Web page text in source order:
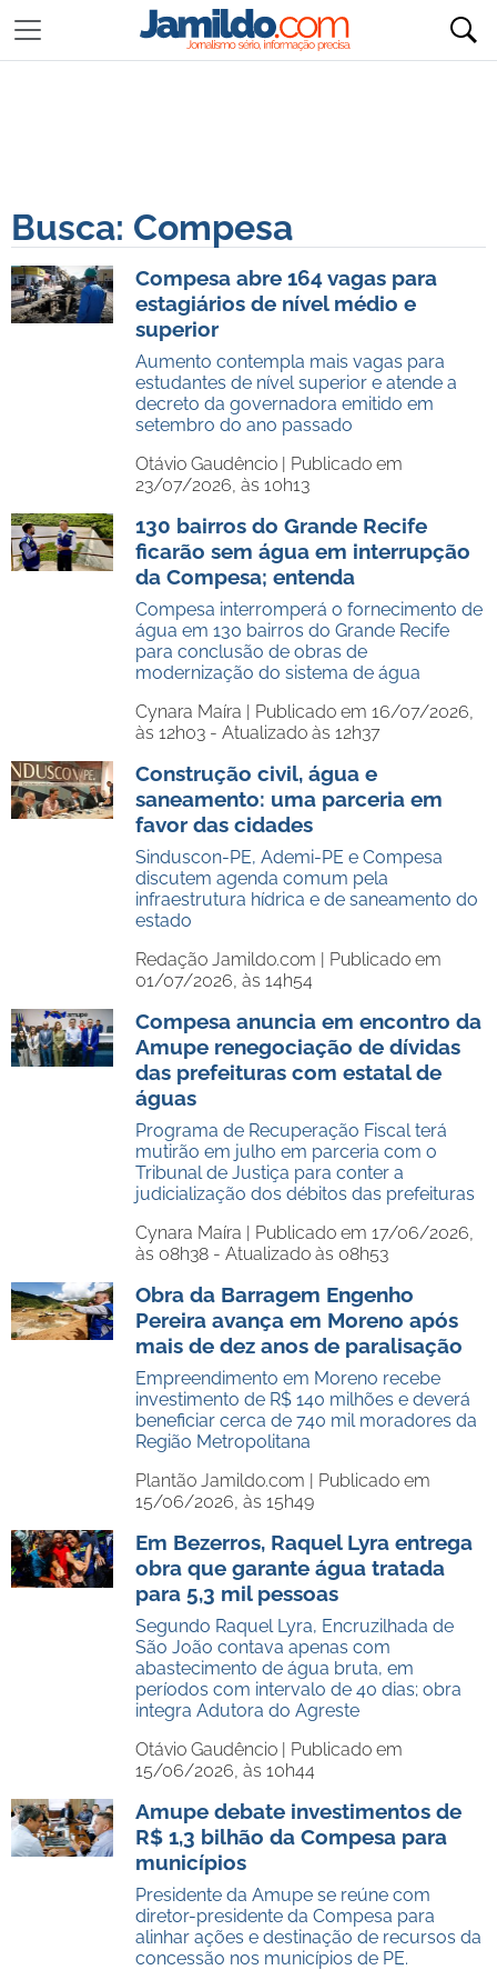
Busca: Compesa
Compesa abre 164 vagas para
estagiários de nível médio e
superior
Aumento contempla mais vagas para
estudantes de nível superior e atende a
decreto da governadora emitido em
setembro do ano passado
Otávio Gaudêncio | Publicado em
23/07/2026, às 10h13
130 bairros do Grande Recife
ficarão sem água em interrupção
da Compesa; entenda
Compesa interromperá o fornecimento de
água em 130 bairros do Grande Recife
para conclusão de obras de
modernização do sistema de água
Cynara Maíra | Publicado em 16/07/2026,
às 12h03 - Atualizado às 12h37
Construção civil, água e
saneamento: uma parceria em
favor das cidades
Sinduscon-PE, Ademi-PE e Compesa
discutem agenda comum pela
infraestrutura hídrica e de saneamento do
estado
Redação Jamildo.com | Publicado em
01/07/2026, às 14h54
Compesa anuncia em encontro da
Amupe renegociação de dívidas
das prefeituras com estatal de
águas
Programa de Recuperação Fiscal terá
mutirão em julho em parceria com o
Tribunal de Justiça para conter a
judicialização dos débitos das prefeituras
Cynara Maíra | Publicado em 17/06/2026,
às 08h38 - Atualizado às 08h53
Obra da Barragem Engenho
Pereira avança em Moreno após
mais de dez anos de paralisação
Empreendimento em Moreno recebe
investimento de R$ 140 milhões e deverá
beneficiar cerca de 740 mil moradores da
Região Metropolitana
Plantão Jamildo.com | Publicado em
15/06/2026, às 15h49
Em Bezerros, Raquel Lyra entrega
obra que garante água tratada
para 5,3 mil pessoas
Segundo Raquel Lyra, Encruzilhada de
São João contava apenas com
abastecimento de água bruta, em
períodos com intervalo de 40 dias; obra
integra Adutora do Agreste
Otávio Gaudêncio | Publicado em
15/06/2026, às 10h44
Amupe debate investimentos de
R$ 1,3 bilhão da Compesa para
municípios
Presidente da Amupe se reúne com
diretor-presidente da Compesa para
alinhar ações e destinação de recursos da
concessão nos municípios de PE.